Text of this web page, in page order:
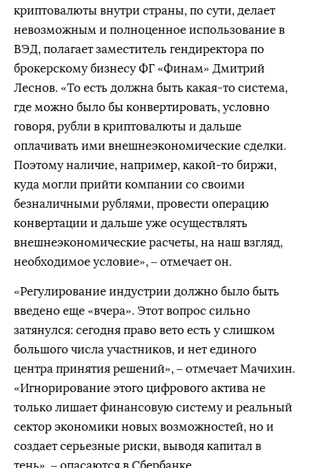
криптовалюты внутри страны, по сути, делает
невозможным и полноценное использование в
ВЭД, полагает заместитель гендиректора по
брокерскому бизнесу ФГ «Финам» Дмитрий
Леснов. «То есть должна быть какая-то система,
где можно было бы конвертировать, условно
говоря, рубли в криптовалюты и дальше
оплачивать ими внешнеэкономические сделки.
Поэтому наличие, например, какой-то биржи,
куда могли прийти компании со своими
безналичными рублями, провести операцию
конвертации и дальше уже осуществлять
внешнеэкономические расчеты, на наш взгляд,
необходимое условие», – отмечает он.
«Регулирование индустрии должно было быть
введено еще «вчера». Этот вопрос сильно
затянулся: сегодня право вето есть у слишком
большого числа участников, и нет единого
центра принятия решений», – отмечает Мачихин.
«Игнорирование этого цифрового актива не
только лишает финансовую систему и реальный
сектор экономики новых возможностей, но и
создает серьезные риски, выводя капитал в